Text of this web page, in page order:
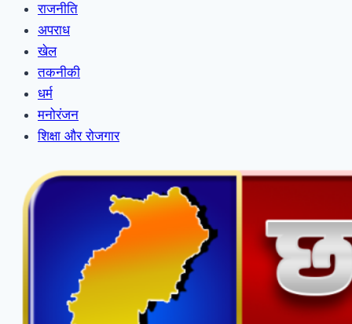
राजनीति
अपराध
खेल
तकनीकी
धर्म
मनोरंजन
शिक्षा और रोजगार